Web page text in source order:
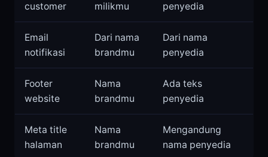
customer
milikmu
penyedia
Email
notifikasi
Dari nama
brandmu
Dari nama
penyedia
Footer
website
Nama
brandmu
Ada teks
penyedia
Meta title
halaman
Nama
brandmu
Mengandung
nama penyedia